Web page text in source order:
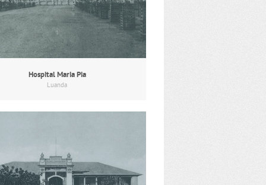
Hospital Maria Pia
Luanda